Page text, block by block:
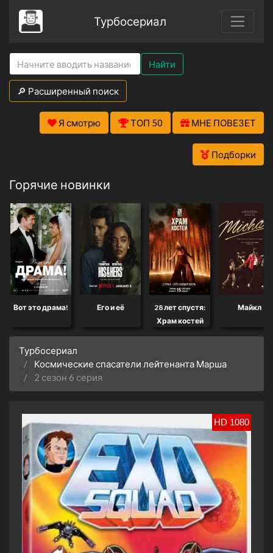
Турбосериал
Найти
🔎 Расширенный поиск
Я смотрю ТОП 50 МНЕ ПОВЕЗЕТ
Подборки
Горячие новинки
Вот это драма! Его и её
28 лет спустя:
Храм костей
Майкл
Турбосериал
Космические спасатели лейтенанта Марша
2 сезон 6 серия
HD 1080